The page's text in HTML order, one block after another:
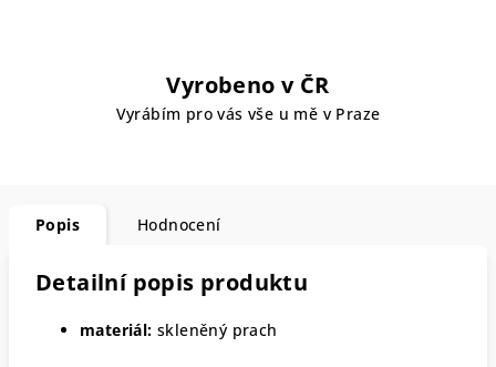
Vyrobeno v ČR
Vyrábím pro vás vše u mě v Praze
Popis Hodnocení
Detailní popis produktu
materiál: skleněný prach